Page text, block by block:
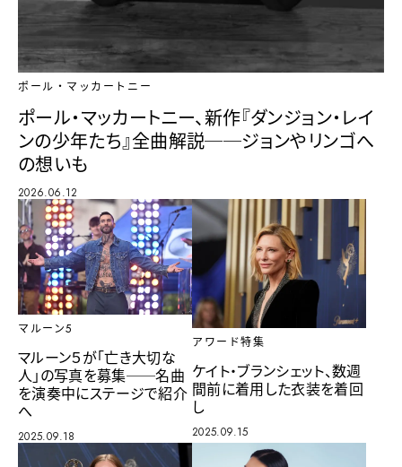
ポール・マッカートニー
ポール・マッカートニー、新作『ダンジョン・レイ
ンの少年たち』全曲解説──ジョンやリンゴへ
の想いも
2026.06.12
マルーン5
マルーン５が「亡き大切な
人」の写真を募集──名曲
を演奏中にステージで紹介
へ
2025.09.18
アワード特集
ケイト・ブランシェット、数週
間前に着用した衣装を着回
し
2025.09.15